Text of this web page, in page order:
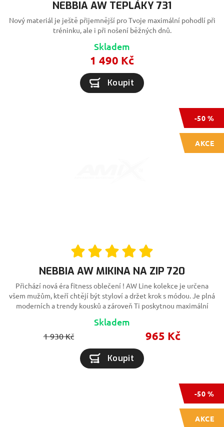
NEBBIA AW TEPLÁKY 731
Nový materiál je ještě přijemnější pro Tvoje maximální pohodlí při
tréninku, ale i při nošení běžných dnů.
Skladem
1 490 Kč
Koupit
-50 %
AKCE
NEBBIA AW MIKINA NA ZIP 720
Přichází nová éra fitness oblečení ! AW Line kolekce je určena
všem mužům, kteří chtějí být styloví a držet krok s módou. Je plná
moderních a trendy kousků a zároveň Ti poskytnou maximální
Skladem
1 930 Kč 965 Kč
Koupit
-50 %
AKCE